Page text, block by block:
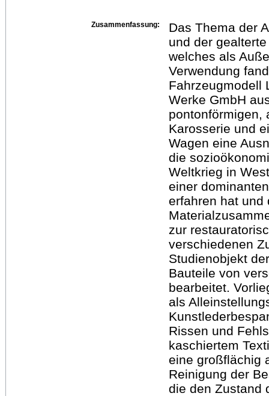
Zusammenfassung:
Das Thema der
und der
welches als
Verwendung
Fahrzeugmodell
Werke GmbH
pontonförmigen,
Karosserie und
Wagen eine
die
Weltkrieg in
einer
erfahren hat und
zur
verschiedenen
Studienobjekt
Bauteile von
bearbeitet.
als
Rissen und
kaschiertem
eine großflächig
Reinigung der
die den Zustand